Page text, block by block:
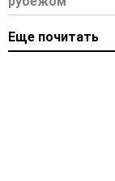
Еще почитать